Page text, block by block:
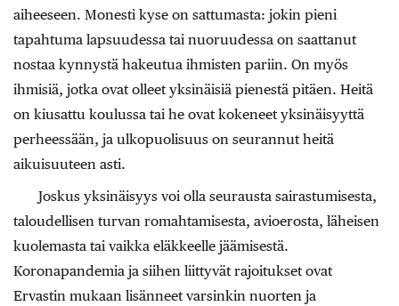
aiheeseen. Monesti kyse on sattumasta: jokin pieni
tapahtuma lapsuudessa tai nuoruudessa on saattanut
nostaa kynnystä hakeutua ihmisten pariin. On myös
ihmisiä, jotka ovat olleet yksinäisiä pienestä pitäen. Heitä
on kiusattu koulussa tai he ovat kokeneet yksinäisyyttä
perheessään, ja ulkopuolisuus on seurannut heitä
aikuisuuteen asti.
Joskus yksinäisyys voi olla seurausta sairastumisesta,
taloudellisen turvan romahtamisesta, avioerosta, läheisen
kuolemasta tai vaikka eläkkeelle jäämisestä.
Koronapandemia ja siihen liittyvät rajoitukset ovat
Ervastin mukaan lisänneet varsinkin nuorten ja